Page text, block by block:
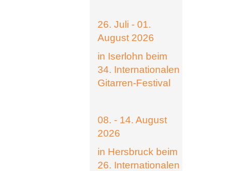
26. Juli - 01.
August 2026
in Iserlohn beim
34. Internationalen
Gitarren-Festival
08. - 14. August
2026
in Hersbruck beim
26. Internationalen